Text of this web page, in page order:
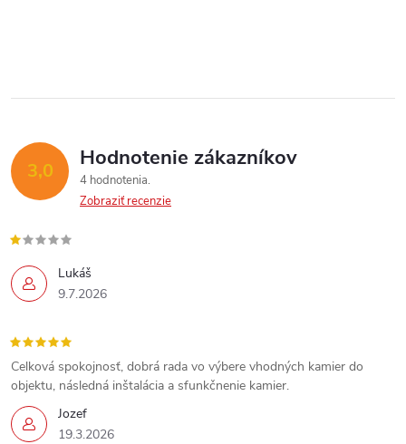
3,0 Hodnotenie zákazníkov
4 hodnotenia
Zobraziť recenzie
Lukáš
9.7.2026
Jozef
19.3.2026
Celková spokojnosť, dobrá rada vo výbere vhodných kamier do
objektu, následná inštalácia a sfunkčnenie kamier.